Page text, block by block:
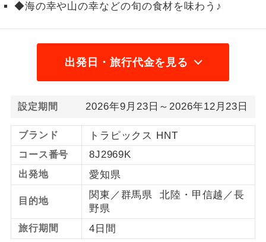
◆海の幸や山の幸などの旬の食材を味わう♪
出発日・旅行代金を見る
設定期間 2026年9月23日～2026年12月23日
ブランド トラピックス HNT
コース番号 8J2969K
出発地 愛知県
目的地
関東／群馬県 北陸・甲信越／長
野県
旅行期間 4日間
をじっくり聞くことができます。
1名様催行
1名様から出発可能な個人型プランで
す。
す。
おひとり様参
加限定
おひとり様限定でご参加いただけるコー
スです。
1名様1室同代
金
1名様1室利用でも追加料金がかからない
コースです。
ご夫婦限定
ご夫婦限定でご参加いただけるコースで
す。